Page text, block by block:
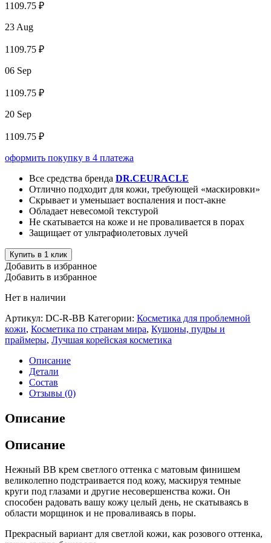
1109.75 ₽
23 Aug
1109.75 ₽
06 Sep
1109.75 ₽
20 Sep
1109.75 ₽
оформить покупку в 4 платежа
Все средства бренда DR.CEURACLE
Отлично подходит для кожи, требующей «маскировки»
Скрывает и уменьшает воспаления и пост-акне
Обладает невесомой текстурой
Не скатывается на коже и не проваливается в порах
Защищает от ультрафиолетовых лучей
Купить в 1 клик
Добавить в избранное
Добавить в избранное
Нет в наличии
Артикул: DC-R-BB Категории: Косметика для проблемной
кожи, Косметика по странам мира, Кушоны, пудры и
праймеры, Лучшая корейская косметика
Описание
Детали
Состав
Отзывы (0)
Описание
Описание
Нежный ВВ крем светлого оттенка с матовым финишем
великолепно подстраивается под кожу, маскируя темные
круги под глазами и другие несовершенства кожи. Он
способен радовать вашу кожу целый день, не скатываясь в
области морщинок и не проваливаясь в поры.
Прекрасный вариант для светлой кожи, как розового оттенка,